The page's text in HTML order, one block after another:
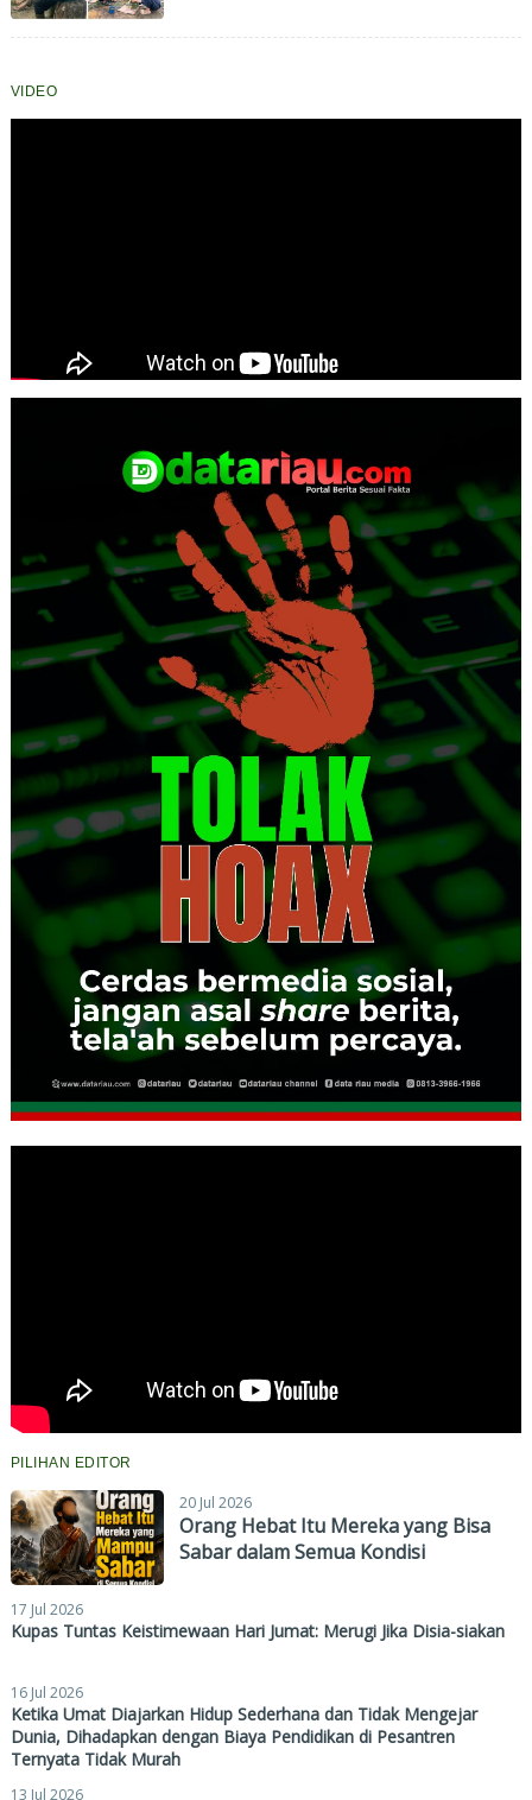
Dorong Pemanfaatan
VIDEO
PILIHAN EDITOR
20 Jul 2026
Orang Hebat Itu Mereka yang Bisa
Sabar dalam Semua Kondisi
17 Jul 2026
Kupas Tuntas Keistimewaan Hari Jumat: Merugi Jika Disia-siakan
16 Jul 2026
Ketika Umat Diajarkan Hidup Sederhana dan Tidak Mengejar
Dunia, Dihadapkan dengan Biaya Pendidikan di Pesantren
Ternyata Tidak Murah
13 Jul 2026